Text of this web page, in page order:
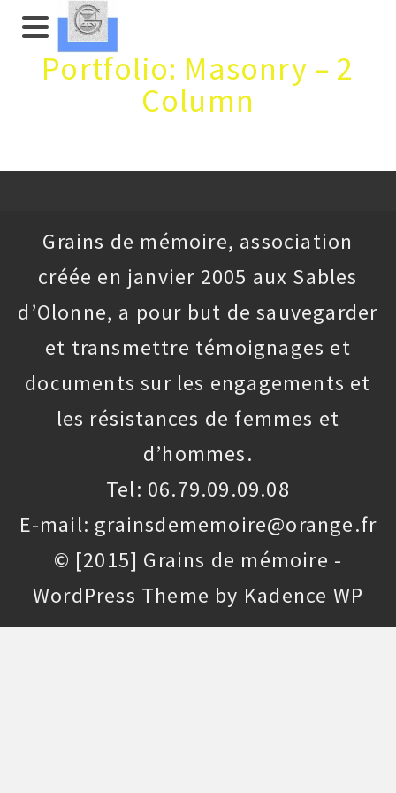
Portfolio: Masonry – 2
Column
Grains de mémoire, association
créée en janvier 2005 aux Sables
d’Olonne, a pour but de sauvegarder
et transmettre témoignages et
documents sur les engagements et
les résistances de femmes et
d’hommes.
Tel: 06.79.09.09.08
E-mail: grainsdememoire@orange.fr
© [2015] Grains de mémoire -
WordPress Theme by Kadence WP